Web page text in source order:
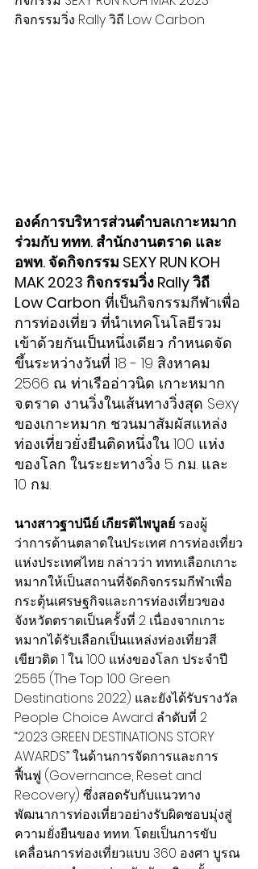
กิจกรรมวิ่ง Rally วิถี Low Carbon
องค์การบริหารส่วนตำบลเกาะหมาก
ร่วมกับ ททท. สำนักงานตราด และ
อพท. จัดกิจกรรม SEXY RUN KOH
MAK 2023 กิจกรรมวิ่ง Rally วิถี
Low Carbon ที่เป็นกิจกรรมกีฬาเพื่อ
การท่องเที่ยว ที่นำเทคโนโลยีรวม
เข้าด้วยกันเป็นหนึ่งเดียว กำหนดจัด
ขึ้นระหว่างวันที่ 18 - 19 สิงหาคม
2566 ณ ท่าเรืออ่าวนิด เกาะหมาก
จ.ตราด งานวิ่งในเส้นทางวิ่งสุด Sexy
ของเกาะหมาก ชวนมาสัมผัสแหล่ง
ท่องเที่ยวยั่งยืนติดหนึ่งใน 100 แห่ง
ของโลก ในระยะทางวิ่ง 5 ก.ม. และ
10 ก.ม.
นางสาวฐาปนีย์ เกียรติไพบูลย์ รองผู้
ว่าการด้านตลาดในประเทศ การท่องเที่ยว
แห่งประเทศไทย กล่าวว่า ททท.เลือกเกาะ
หมากให้เป็นสถานที่จัดกิจกรรมกีฬาเพื่อ
กระตุ้นเศรษฐกิจและการท่องเที่ยวของ
จังหวัดตราดเป็นครั้งที่ 2 เนื่องจากเกาะ
หมากได้รับเลือกเป็นแหล่งท่องเที่ยวสี
เขียวติด 1 ใน 100 แห่งของโลก ประจำปี
2565 (The Top 100 Green
Destinations 2022) และยังได้รับรางวัล
People Choice Award ลำดับที่ 2
“2023 GREEN DESTINATIONS STORY
AWARDS” ในด้านการจัดการและการ
ฟื้นฟู (Governance, Reset and
Recovery) ซึ่งสอดรับกับแนวทาง
พัฒนาการท่องเที่ยวอย่างรับผิดชอบมุ่งสู่
ความยั่งยืนของ ททท. โดยเป็นการขับ
เคลื่อนการท่องเที่ยวแบบ 360 องศา บูรณ